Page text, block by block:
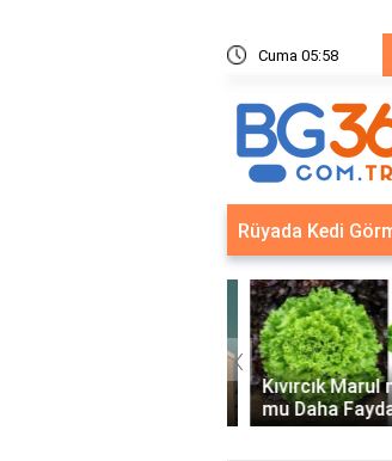
Cuma 05:58
Bina Kapısı Güvenlik Sistemleri: Akıllı Kilit ve
Rüyada Kedi
Kıvırcık Marul
mu Daha
‹